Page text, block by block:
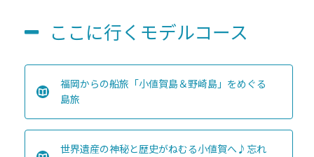
ここに行くモデルコース
福岡からの船旅「小値賀島＆野崎島」をめぐる
島旅
世界遺産の神秘と歴史がねむる小値賀へ♪忘れ